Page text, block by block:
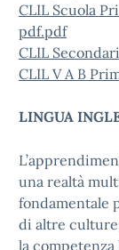
CLIL Scuola
pdf.pdf
CLIL
CLIL V A B
LINGUA
una realtà
fondamentale
di altre
la